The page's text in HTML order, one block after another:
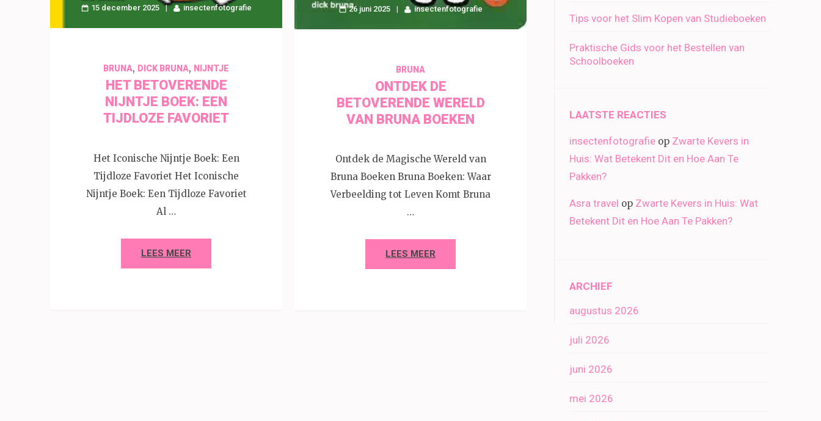
15 december 2025 insectenfotografie
BRUNA, DICK BRUNA, NIJNTJE
HET BETOVERENDE
NIJNTJE BOEK: EEN
TIJDLOZE FAVORIET
Het Iconische Nijntje Boek: Een
Tijdloze Favoriet Het Iconische
Nijntje Boek: Een Tijdloze Favoriet
Al …
LEES MEER
26 juni 2025 insectenfotografie
BRUNA
ONTDEK DE
BETOVERENDE WERELD
VAN BRUNA BOEKEN
Ontdek de Magische Wereld van
Bruna Boeken Bruna Boeken: Waar
Verbeelding tot Leven Komt Bruna
…
LEES MEER
Tips voor het Slim Kopen van Studieboeken
Praktische Gids voor het Bestellen van
Schoolboeken
LAATSTE REACTIES
insectenfotografie op Zwarte Kevers in
Huis: Wat Betekent Dit en Hoe Aan Te
Pakken?
Asra travel op Zwarte Kevers in Huis: Wat
Betekent Dit en Hoe Aan Te Pakken?
ARCHIEF
augustus 2026
juli 2026
juni 2026
mei 2026